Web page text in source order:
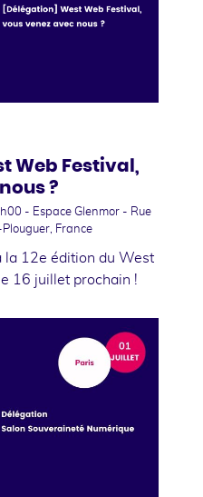
Web Festival,
?
- Espace Glenmor - Rue
France
la 12e édition du West
16 juillet prochain !